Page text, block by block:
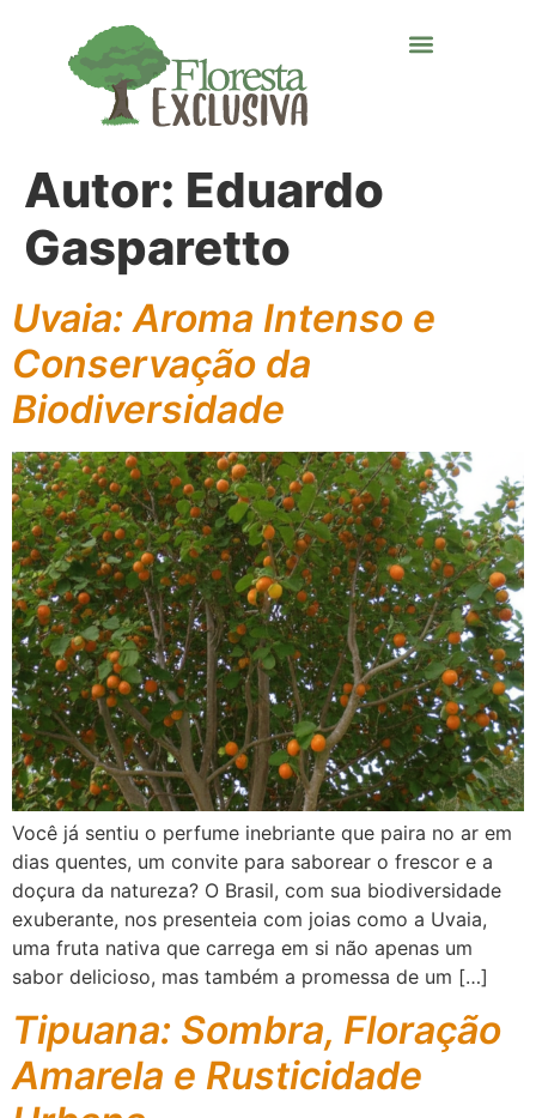
Autor: Eduardo
Gasparetto
Uvaia: Aroma Intenso e
Conservação da
Biodiversidade
Você já sentiu o perfume inebriante que paira no ar em
dias quentes, um convite para saborear o frescor e a
doçura da natureza? O Brasil, com sua biodiversidade
exuberante, nos presenteia com joias como a Uvaia,
uma fruta nativa que carrega em si não apenas um
sabor delicioso, mas também a promessa de um […]
Tipuana: Sombra, Floração
Amarela e Rusticidade